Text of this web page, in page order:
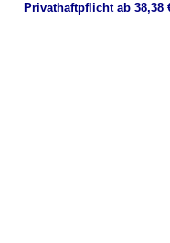
Privathaftpflicht ab 38,38